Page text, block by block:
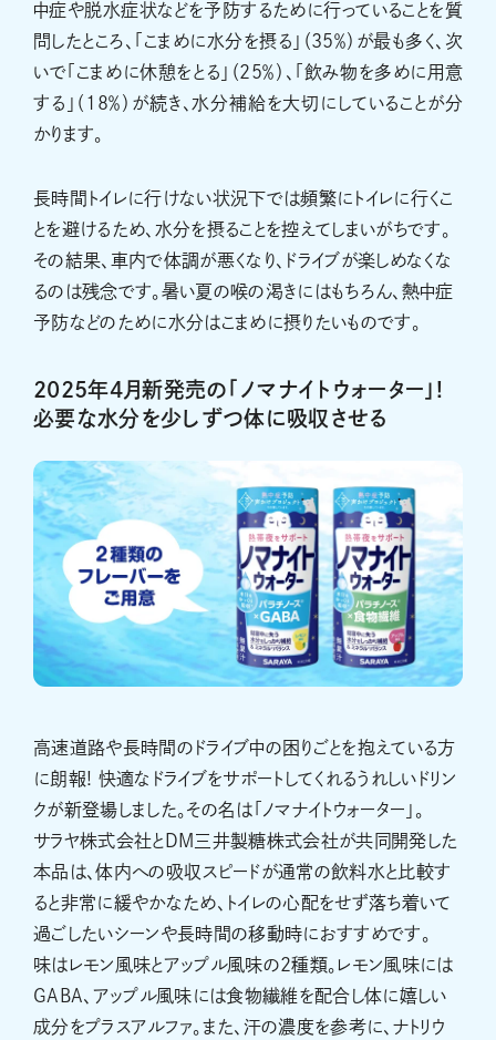
中症や脱水症状などを予防するために行っていることを質
問したところ、「こまめに水分を摂る」（35％）が最も多く、次
いで「こまめに休憩をとる」（25％）、「飲み物を多めに用意
する」（18％）が続き、水分補給を大切にしていることが分
かります。
長時間トイレに行けない状況下では頻繁にトイレに行くこ
とを避けるため、水分を摂ることを控えてしまいがちです。
その結果、車内で体調が悪くなり、ドライブが楽しめなくな
るのは残念です。暑い夏の喉の渇きにはもちろん、熱中症
予防などのために水分はこまめに摂りたいものです。
2025年4月新発売の「ノマナイトウォーター」!
必要な水分を少しずつ体に吸収させる
高速道路や長時間のドライブ中の困りごとを抱えている方
に朗報! 快適なドライブをサポートしてくれるうれしいドリン
クが新登場しました。その名は「ノマナイトウォーター」。
サラヤ株式会社とDM三井製糖株式会社が共同開発した
本品は、体内への吸収スピードが通常の飲料水と比較す
ると非常に緩やかなため、トイレの心配をせず落ち着いて
過ごしたいシーンや長時間の移動時におすすめです。
味はレモン風味とアップル風味の2種類。レモン風味には
GABA、アップル風味には食物繊維を配合し体に嬉しい
成分をプラスアルファ。また、汗の濃度を参考に、ナトリウ